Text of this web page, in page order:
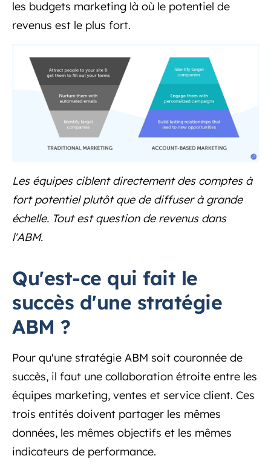
les budgets marketing là où le potentiel de
revenus est le plus fort.
Les équipes ciblent directement des comptes à
fort potentiel plutôt que de diffuser à grande
échelle. Tout est question de revenus dans
l'ABM.
Qu'est-ce qui fait le
succès d'une stratégie
ABM ?
Pour qu'une stratégie ABM soit couronnée de
succès, il faut une collaboration étroite entre les
équipes marketing, ventes et service client. Ces
trois entités doivent partager les mêmes
données, les mêmes objectifs et les mêmes
indicateurs de performance.